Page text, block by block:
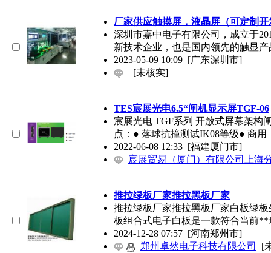
厂家供应触摸屏，液晶屏（可定制开
深圳市嘉中电子有限公司，成立于
新技术企业，也是国内领先的触显产
2023-05-09 10:09 [广东深圳市]
[未核实]
TES宸展光电6.5“闸机显示屏TGF-06
宸展光电 TGF系列 开放式屏幕架构
点：● 落球抗撞测试IK08等级● 商用
2022-06-08 12:33 [福建厦门市]
宸展贸易（厦门）有限公司上海
推拉绿板厂家推拉黑板厂家
推拉绿板厂家推拉黑板厂家白板绿板
板组合式电子白板是一款符合当前**
2024-12-28 07:57 [河南郑州市]
郑州卓然电子科技有限公司
[